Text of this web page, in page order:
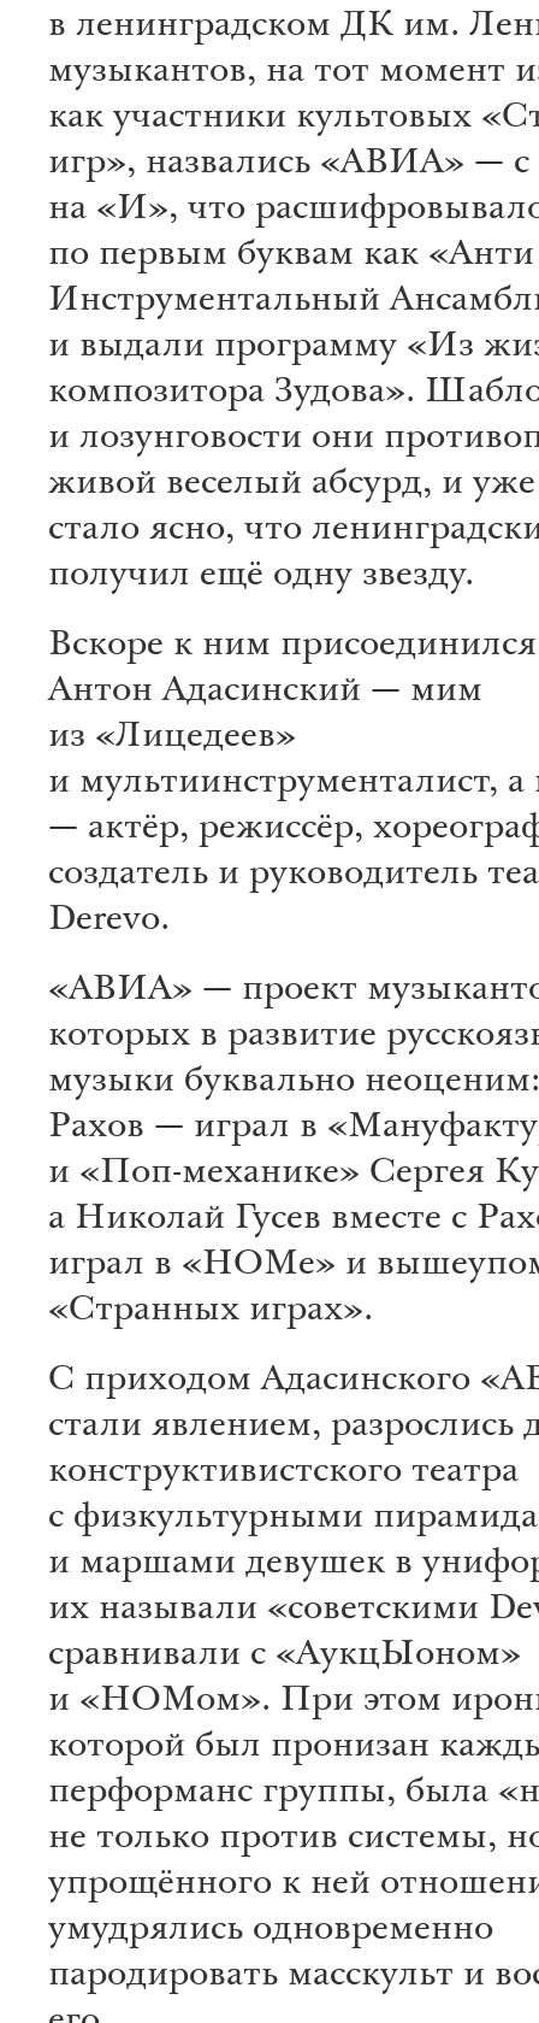
в ленинградском ДК им.
музыкантов, на тот момент
как участники культовых
игр», назвались «АВИА» — с
на «И», что
по первым буквам как
Инструментальный
и выдали программу «Из
композитора Зудова».
и лозунговости они
живой веселый абсурд, и уже
стало ясно, что
получил ещё одну звезду.
Вскоре к ним
Антон Адасинский — мим
из «Лицедеев»
и мультиинструменталист,
— актёр, режиссёр,
создатель и руководитель
Derevo.
«АВИА» — проект
которых в развитие
музыки буквально
Рахов — играл в
и «Поп-механике» Сергея
а Николай Гусев вместе с
играл в «НОМе» и
«Странных играх».
С приходом Адасинского
стали явлением, разрослись
конструктивистского театра
с физкультурными
и маршами девушек в
их называли «советскими
сравнивали с «АукцЫоном»
и «НОМом». При этом
которой был пронизан
перформанс группы, была
не только против системы,
упрощённого к ней
умудрялись одновременно
пародировать масскульт и